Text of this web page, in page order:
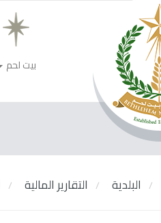
بيت لحم
البلدية التقارير المالية